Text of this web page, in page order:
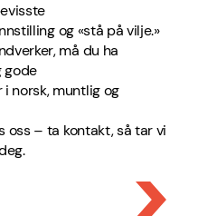
og «stå på vilje.»
må du ha
gode
norsk, muntlig og
oss – ta kontakt, så tar vi